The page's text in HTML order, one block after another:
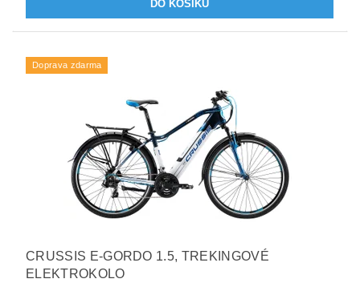
Doprava zdarma
CRUSSIS E-GORDO 1.5, TREKINGOVÉ
ELEKTROKOLO